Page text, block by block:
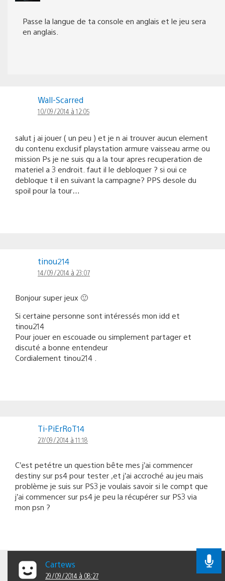
Passe la langue de ta console en anglais et le jeu sera
en anglais.
Wall-Scarred
10/09/2014 à 12:05
salut j ai jouer ( un peu ) et je n ai trouver aucun element
du contenu exclusif playstation armure vaisseau arme ou
mission Ps je ne suis qu a la tour apres recuperation de
materiel a 3 endroit. faut il le debloquer ? si oui ce
debloque t il en suivant la campagne? PPS desole du
spoil pour la tour…
tinou214
14/09/2014 à 23:07
Bonjour super jeux 🙂
Si certaine personne sont intéressés mon idd et
tinou214
Pour jouer en escouade ou simplement partager et
discuté a bonne entendeur
Cordialement tinou214 .
Ti-PiErRoT14
27/09/2014 à 11:18
C’est petétre un question bête mes j’ai commencer
destiny sur ps4 pour tester ,et j’ai accroché au jeu mais
problème je suis sur PS3 je voulais savoir si le compt que
j’ai commencer sur ps4 je peu la récupérer sur PS3 via
mon psn ?
Cartews
29/09/2014 à 08:27